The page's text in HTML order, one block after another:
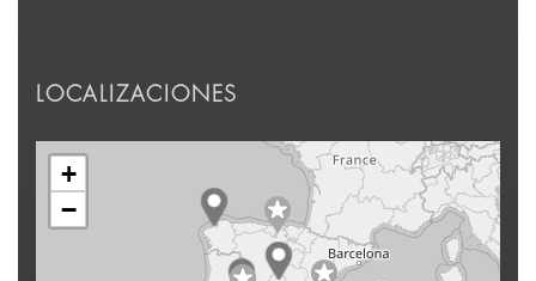
LOCALIZACIONES
+
−